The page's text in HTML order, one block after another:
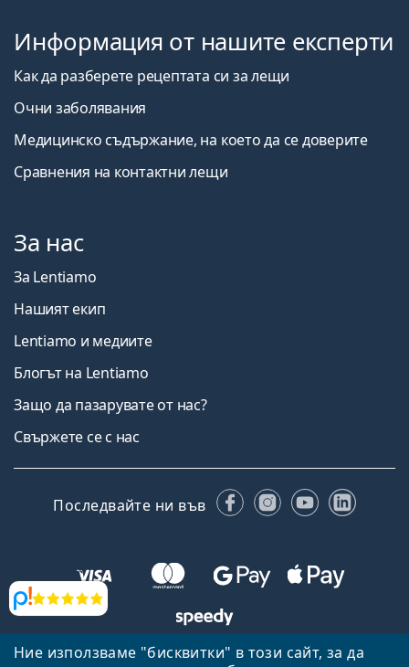
Ние използваме "бисквитки" в този сайт, за да
Прегледи
Информация от нашите експерти
Как да разберете рецептата си за лещи
Очни заболявания
Медицинско съдържание, на което да се доверите
Сравнения на контактни лещи
За нас
За Lentiamo
Нашият екип
Lentiamo и медиите
Блогът на Lentiamo
Защо да пазарувате от нас?
Свържете се с нас
Последвайте ни във FacebookInstagram
YouTube
Назад към началната страница Нагоре